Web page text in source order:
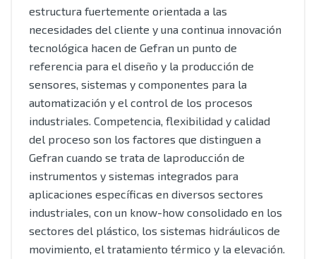
estructura fuertemente orientada a las
necesidades del cliente y una continua innovación
tecnológica hacen de Gefran un punto de
referencia para el diseño y la producción de
sensores, sistemas y componentes para la
automatización y el control de los procesos
industriales. Competencia, flexibilidad y calidad
del proceso son los factores que distinguen a
Gefran cuando se trata de laproducción de
instrumentos y sistemas integrados para
aplicaciones específicas en diversos sectores
industriales, con un know-how consolidado en los
sectores del plástico, los sistemas hidráulicos de
movimiento, el tratamiento térmico y la elevación.